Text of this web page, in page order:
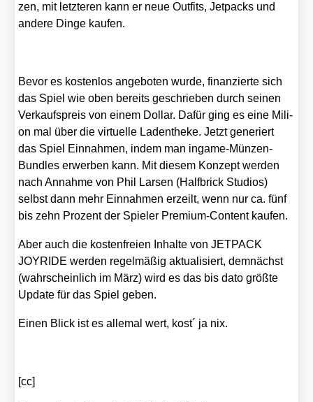
zen, mit letz­te­ren kann er neue Out­fits, Jet­packs und
ande­re Din­ge kau­fen.
Bevor es kos­ten­los ange­bo­ten wur­de, finan­zier­te sich
das Spiel wie oben bereits geschrie­ben durch sei­nen
Ver­kaufs­preis von einem Dol­lar. Dafür ging es eine Mili­
on mal über die vir­tu­el­le Laden­the­ke. Jetzt gene­riert
das Spiel Ein­nah­men, indem man ingame-Mün­zen-
Bund­les erwer­ben kann. Mit die­sem Kon­zept wer­den
nach Annah­me von Phil Lar­sen (Half­brick Stu­di­os)
selbst dann mehr Ein­nah­men erzeilt, wenn nur ca. fünf
bis zehn Pro­zent der Spie­ler Pre­mi­um-Con­tent kau­fen.
Aber auch die kos­ten­frei­en Inhal­te von JETPACK
JOYRIDE wer­den regel­mä­ßig aktua­li­siert, dem­nächst
(wahr­schein­lich im März) wird es das bis dato größ­te
Update für das Spiel geben.
Einen Blick ist es alle­mal wert, kost´ ja nix.
[cc]